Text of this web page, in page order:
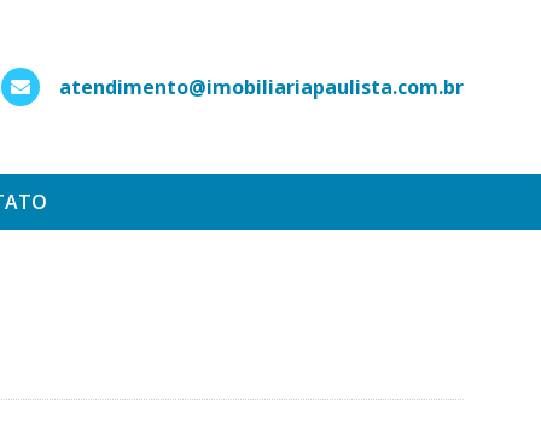
atendimento@imobiliariapaulista.com.br